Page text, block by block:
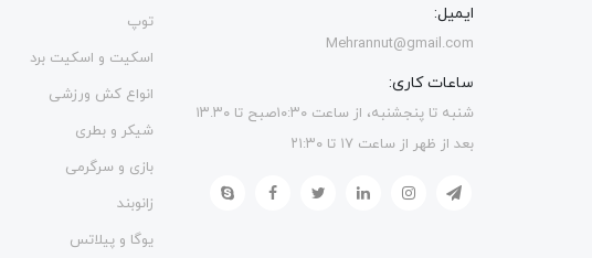
ایمیل:
Mehrannut@gmail.com
ساعات کاری:
شنبه تا پنجشنبه، از ساعت ۱۰:۳۰صبح تا ۱۳.۳۰
بعد از ظهر از ساعت ۱۷ تا ۲۱:۳۰
توپ
اسکیت و اسکیت برد
انواع کش ورزشی
شیکر و بطری
بازی و سرگرمی
زانوبند
یوگا و پیلاتس